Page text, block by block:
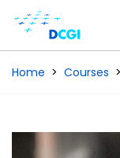
Home Courses